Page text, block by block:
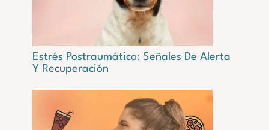
Estrés Postraumático: Señales De Alerta
Y Recuperación